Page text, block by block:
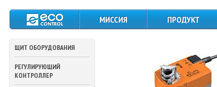
МИССИЯ ПРОДУКТ
УПРАВЛЕНИЯ
КОНТРОЛЛЕРЫ
ЩИТ ОБОРУДОВАНИЯ
РЕГУЛИРУЮЩИЙ
КОНТРОЛЛЕР